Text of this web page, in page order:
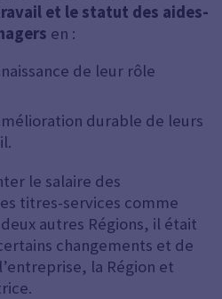
et le statut des aides-
en :
de leur rôle
durable de leurs
le salaire des
titres-services comme
autres Régions, il était
changements et de
la Région et